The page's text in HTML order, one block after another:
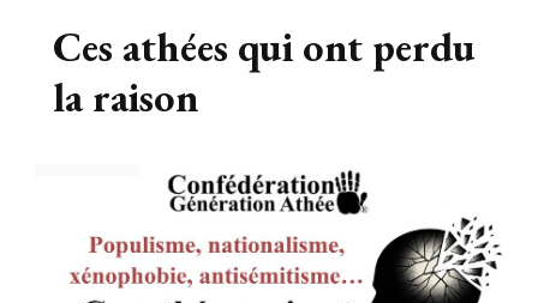
Ces athées qui ont perdu
la raison